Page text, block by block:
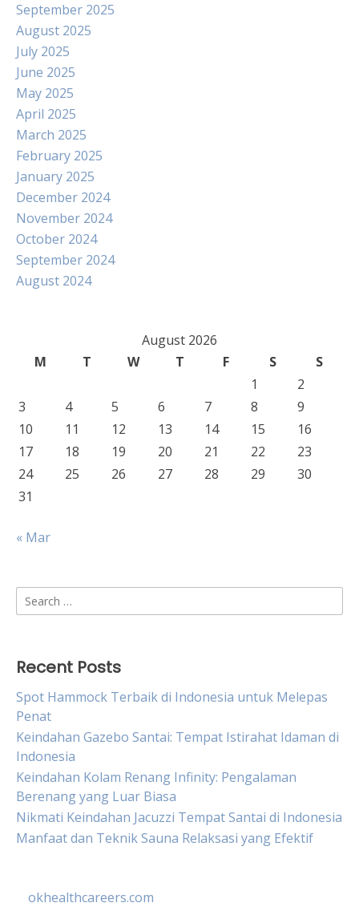
September 2025
August 2025
July 2025
June 2025
May 2025
April 2025
March 2025
February 2025
January 2025
December 2024
November 2024
October 2024
September 2024
August 2024
August 2026
M
T W T F S
S
1
2
3
4 5 6 7 8
9
10
11 12 13 14 15
16
17
18 19 20 21 22
23
24
25 26 27 28 29
30
31
« Mar
Search
for:
Recent Posts
Spot Hammock Terbaik di Indonesia untuk Melepas
Penat
Keindahan Gazebo Santai: Tempat Istirahat Idaman di
Indonesia
Keindahan Kolam Renang Infinity: Pengalaman
Berenang yang Luar Biasa
Nikmati Keindahan Jacuzzi Tempat Santai di Indonesia
Manfaat dan Teknik Sauna Relaksasi yang Efektif
okhealthcareers.com